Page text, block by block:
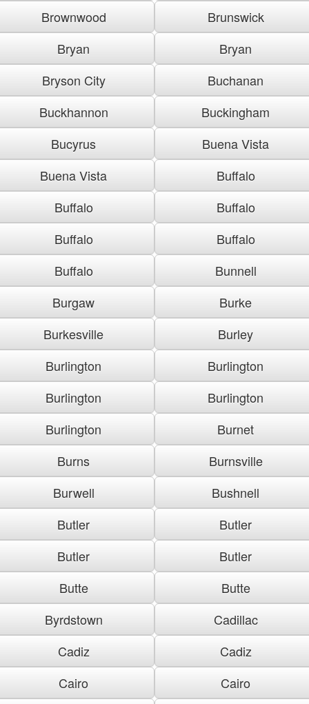
Brownwood
Brunswick
Bryan
Bryan
Bryson City
Buchanan
Buckhannon
Buckingham
Bucyrus
Buena Vista
Buena Vista
Buffalo
Buffalo
Buffalo
Buffalo
Buffalo
Buffalo
Bunnell
Burgaw
Burke
Burkesville
Burley
Burlington
Burlington
Burlington
Burlington
Burlington
Burnet
Burns
Burnsville
Burwell
Bushnell
Butler
Butler
Butler
Butler
Butte
Butte
Byrdstown
Cadillac
Cadiz
Cadiz
Cairo
Cairo